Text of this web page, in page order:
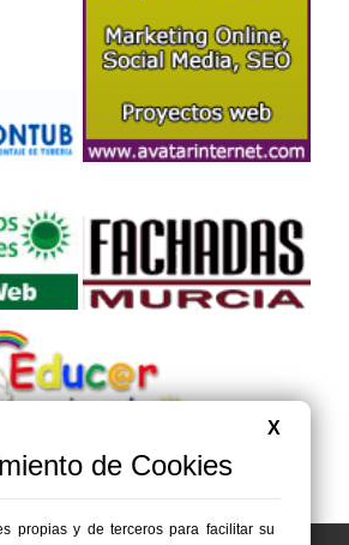
X
de Cookies
propias y de terceros para facilitar su